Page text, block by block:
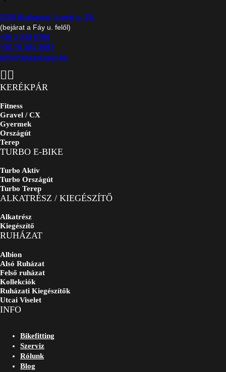
1139 Budapest, Lomb u. 29.
(bejárat a Fáy u. felől)
+36 1 239 0790
+36 70 381 3987
info@speed-way.hu
KERÉKPÁR
Fitness
Gravel / CX
Gyermek
Országút
Terep
TURBO E-BIKE
Turbo Aktív
Turbo Országút
Turbo Terep
ALKATRÉSZ / KIEGÉSZÍTŐ
Alkatrész
Kiegészítő
RUHÁZAT
Albion
Alsó Ruházat
Felső ruházat
Kollekciók
Ruházati Kiegészítők
Utcai Viselet
INFO
Bikefitting
Szerviz
Rólunk
Blog